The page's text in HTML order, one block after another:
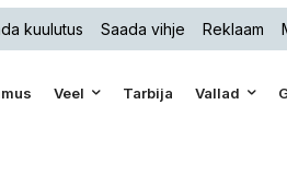
kuulutus Saada vihje Reklaam
Veel Tarbija Vallad